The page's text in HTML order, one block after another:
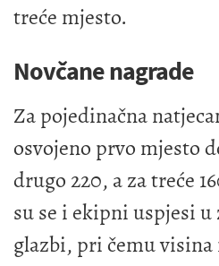
treće mjesto.
Novčane nagrade
Za pojedinačna
osvojeno prvo mjesto
drugo 220, a za treće
su se i ekipni uspjesi
glazbi, pri čemu visina